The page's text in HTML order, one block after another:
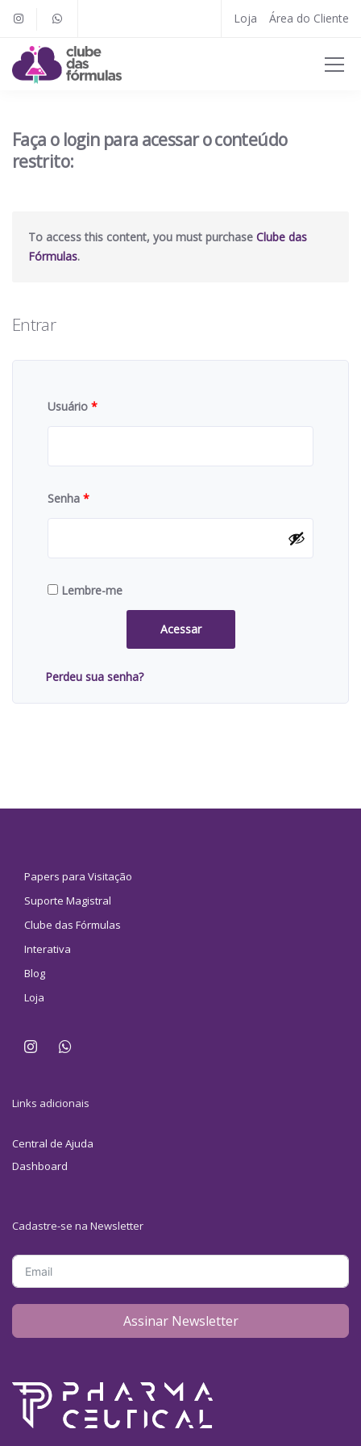
Loja Área do Cliente
Faça o login para acessar o conteúdo
restrito:
To access this content, you must purchase Clube das
Fórmulas.
Entrar
Usuário *
Senha *
Lembre-me
Acessar
Perdeu sua senha?
Papers para Visitação
Suporte Magistral
Clube das Fórmulas
Interativa
Blog
Loja
Links adicionais
Central de Ajuda
Dashboard
Cadastre-se na Newsletter
Assinar Newsletter